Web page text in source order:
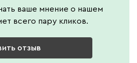
ваше мнение о нашем
всего пару кликов.
отзыв